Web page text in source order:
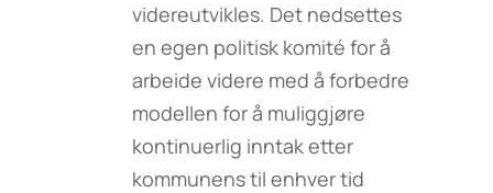
videreutvikles. Det nedsettes
en egen politisk komité for å
arbeide videre med å forbedre
modellen for å muliggjøre
kontinuerlig inntak etter
kommunens til enhver tid